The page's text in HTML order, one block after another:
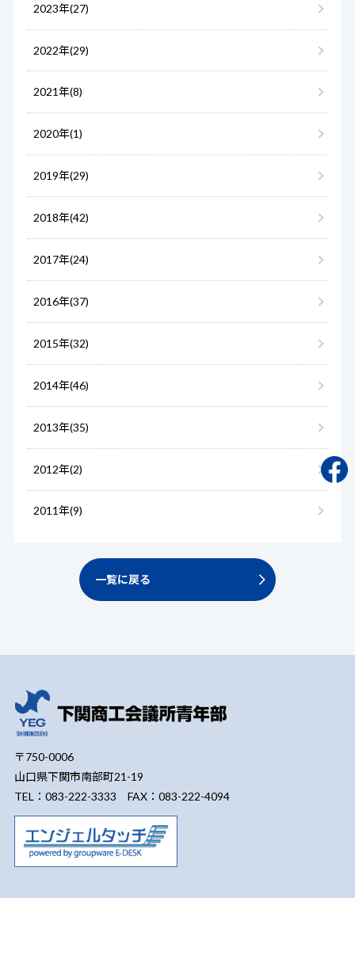
2023年(27)
2022年(29)
2021年(8)
2020年(1)
2019年(29)
2018年(42)
2017年(24)
2016年(37)
2015年(32)
2014年(46)
2013年(35)
2012年(2)
2011年(9)
一覧に戻る
〒750-0006
山口県下関市南部町21-19
TEL：083-222-3333 FAX：083-222-4094